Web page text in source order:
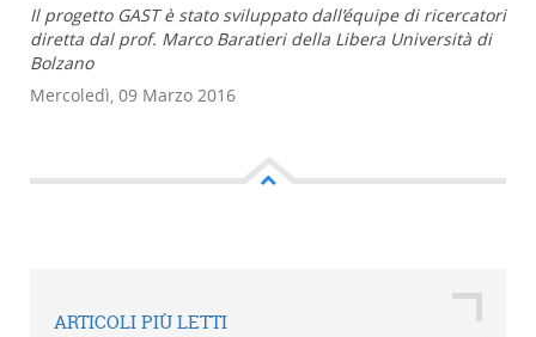
Il progetto GAST è stato sviluppato dall’équipe di ricercatori
diretta dal prof. Marco Baratieri della Libera Università di
Bolzano
Mercoledì, 09 Marzo 2016
ARTICOLI PIÙ LETTI